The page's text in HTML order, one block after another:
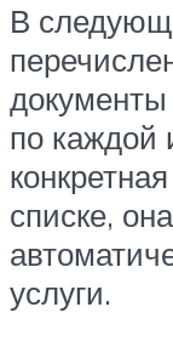
В
по каждой
списке,
услуги.